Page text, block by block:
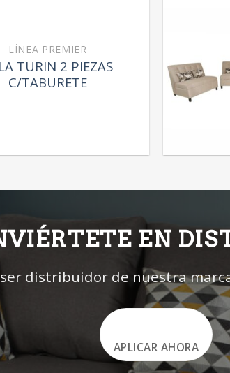
LÍNEA PREMIER
TURIN 2 PIEZAS
C/TABURETE
EN
distribuidor de nuestra
APLICAR AHORA